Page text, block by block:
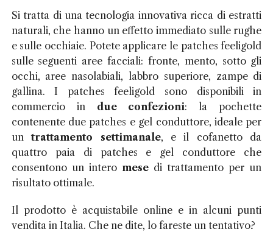
Si tratta di una tecnologia innovativa ricca di estratti
naturali, che hanno un effetto immediato sulle rughe
e sulle occhiaie. Potete applicare le patches feeligold
sulle seguenti aree facciali: fronte, mento, sotto gli
occhi, aree nasolabiali, labbro superiore, zampe di
gallina. I patches feeligold sono disponibili in
commercio in due confezioni: la pochette
contenente due patches e gel conduttore, ideale per
untrattamento settimanale, e il cofanetto da
quattro paia di patches e gel conduttore che
consentono un intero mesedi trattamento per un
risultato ottimale.
Il prodotto è acquistabile online e in alcuni punti
vendita in Italia. Che ne dite, lo fareste un tentativo?